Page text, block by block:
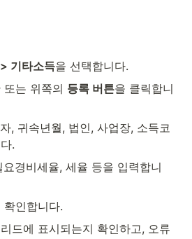
기타소득을 선택합니다.
는 위쪽의 등록 버튼을 클릭합니
, 귀속년월, 법인, 사업장, 소득코
.
경비세율, 세율 등을 입력합니
인합니다.
드에 표시되는지 확인하고, 오류